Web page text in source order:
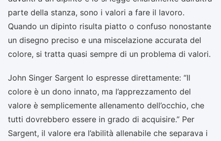
parte della stanza, sono i valori a fare il lavoro.
Quando un dipinto risulta piatto o confuso nonostante
un disegno preciso e una miscelazione accurata del
colore, si tratta quasi sempre di un problema di valori.
John Singer Sargent lo espresse direttamente: “Il
colore è un dono innato, ma l’apprezzamento del
valore è semplicemente allenamento dell’occhio, che
tutti dovrebbero essere in grado di acquisire.” Per
Sargent, il valore era l’abilità allenabile che separava i